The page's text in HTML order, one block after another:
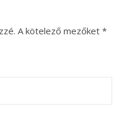
A kötelező mezőket *